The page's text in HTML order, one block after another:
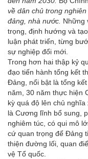
về dân chủ trong
đảng, nhà nước. Những
trọng, định hướng và
luận phát triển, từng
sự nghiệp đổi mới.
Trong hơn hai thập kỷ
đạo tiến hành tổng kết
Đảng, nổi bật là tổng
năm, 30 năm thực hiện
kỳ quá độ lên chủ
là Cương lĩnh bổ sung,
nghiêm túc, có qui mô
cứ quan trọng để Đảng
thiện đường lối, quan
vệ Tổ quốc.